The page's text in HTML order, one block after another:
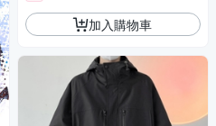
加入購物車